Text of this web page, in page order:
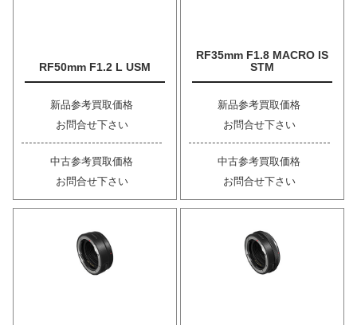
RF50mm F1.2 L USM
新品参考買取価格
お問合せ下さい
中古参考買取価格
お問合せ下さい
RF35mm F1.8 MACRO IS
STM
新品参考買取価格
お問合せ下さい
中古参考買取価格
お問合せ下さい